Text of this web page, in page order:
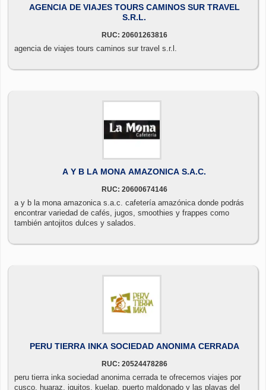
AGENCIA DE VIAJES TOURS CAMINOS SUR TRAVEL
S.R.L.
RUC: 20601263816
agencia de viajes tours caminos sur travel s.r.l.
A Y B LA MONA AMAZONICA S.A.C.
RUC: 20600674146
a y b la mona amazonica s.a.c. cafetería amazónica donde podrás
encontrar variedad de cafés, jugos, smoothies y frappes como
también antojitos dulces y salados.
PERU TIERRA INKA SOCIEDAD ANONIMA CERRADA
RUC: 20524478286
peru tierra inka sociedad anonima cerrada te ofrecemos viajes por
cusco, huaraz, iquitos, kuelap, puerto maldonado y las playas del